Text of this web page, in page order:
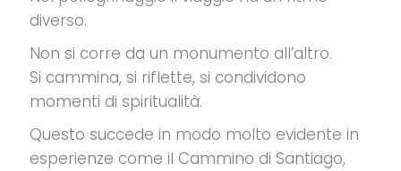
diverso.
Non si corre da un monumento all’altro.
Si cammina, si riflette, si condividono
momenti di spiritualità.
Questo succede in modo molto evidente in
esperienze come il Cammino di Santiago,